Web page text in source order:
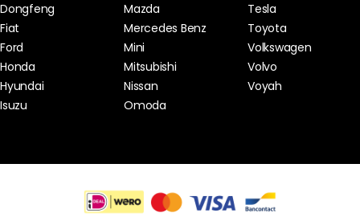
Dongfeng
Fiat
Ford
Honda
Hyundai
Isuzu
Mazda
Mercedes Benz
Mini
Mitsubishi
Nissan
Omoda
Tesla
Toyota
Volkswagen
Volvo
Voyah